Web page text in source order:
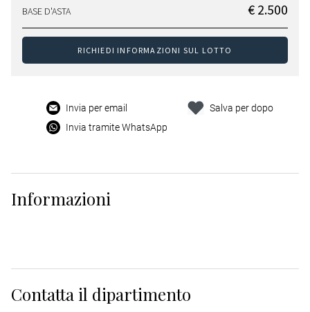
BASE D'ASTA € 2.500
RICHIEDI INFORMAZIONI SUL LOTTO
Invia per email
Invia tramite WhatsApp
Salva per dopo
Informazioni
Contatta il dipartimento